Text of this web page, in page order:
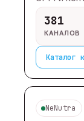
381
КАНАЛОВ
Каталог
NeNutra